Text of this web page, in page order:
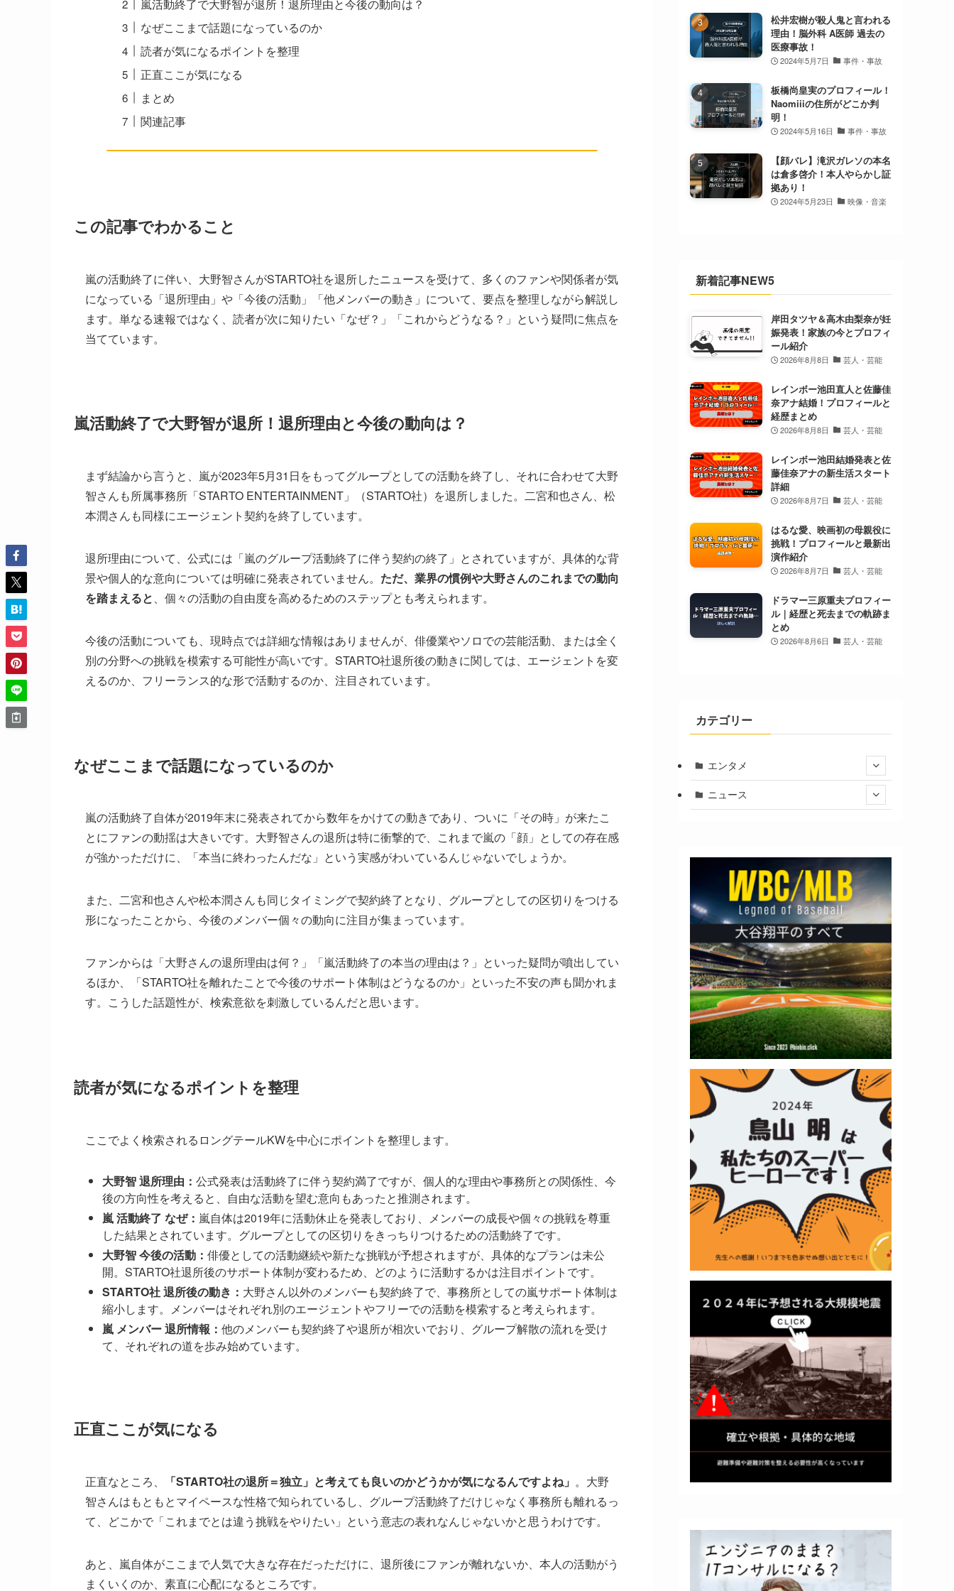
嵐活動終了で大野智が退所！退所理由と今後の動向は？
なぜここまで話題になっているのか
読者が気になるポイントを整理
正直ここが気になる
まとめ
関連記事
この記事でわかること
嵐の活動終了に伴い、大野智さんがSTARTO社を退所したニュースを受けて、多くのファンや関係者が気
になっている「退所理由」や「今後の活動」「他メンバーの動き」について、要点を整理しながら解説し
ます。単なる速報ではなく、読者が次に知りたい「なぜ？」「これからどうなる？」という疑問に焦点を
当てています。
嵐活動終了で大野智が退所！退所理由と今後の動向は？
まず結論から言うと、嵐が2023年5月31日をもってグループとしての活動を終了し、それに合わせて大野
智さんも所属事務所「STARTO ENTERTAINMENT」（STARTO社）を退所しました。二宮和也さん、松
本潤さんも同様にエージェント契約を終了しています。
退所理由について、公式には「嵐のグループ活動終了に伴う契約の終了」とされていますが、具体的な背
景や個人的な意向については明確に発表されていません。 ただ、業界の慣例や大野さんのこれまでの動向
を踏まえると、個々の活動の自由度を高めるためのステップとも考えられます。
今後の活動についても、現時点では詳細な情報はありませんが、俳優業やソロでの芸能活動、または全く
別の分野への挑戦を模索する可能性が高いです。STARTO社退所後の動きに関しては、エージェントを変
えるのか、フリーランス的な形で活動するのか、注目されています。
なぜここまで話題になっているのか
嵐の活動終了自体が2019年末に発表されてから数年をかけての動きであり、ついに「その時」が来たこ
とにファンの動揺は大きいです。大野智さんの退所は特に衝撃的で、これまで嵐の「顔」としての存在感
が強かっただけに、「本当に終わったんだな」という実感がわいているんじゃないでしょうか。
また、二宮和也さんや松本潤さんも同じタイミングで契約終了となり、グループとしての区切りをつける
形になったことから、今後のメンバー個々の動向に注目が集まっています。
ファンからは「大野さんの退所理由は何？」「嵐活動終了の本当の理由は？」といった疑問が噴出してい
るほか、「STARTO社を離れたことで今後のサポート体制はどうなるのか」といった不安の声も聞かれま
す。こうした話題性が、検索意欲を刺激しているんだと思います。
読者が気になるポイントを整理
ここでよく検索されるロングテールKWを中心にポイントを整理します。
大野智 退所理由： 公式発表は活動終了に伴う契約満了ですが、個人的な理由や事務所との関係性、今
後の方向性を考えると、自由な活動を望む意向もあったと推測されます。
嵐 活動終了 なぜ： 嵐自体は2019年に活動休止を発表しており、メンバーの成長や個々の挑戦を尊重
した結果とされています。グループとしての区切りをきっちりつけるための活動終了です。
大野智 今後の活動： 俳優としての活動継続や新たな挑戦が予想されますが、具体的なプランは未公
開。STARTO社退所後のサポート体制が変わるため、どのように活動するかは注目ポイントです。
STARTO社 退所後の動き： 大野さん以外のメンバーも契約終了で、事務所としての嵐サポート体制は
縮小します。メンバーはそれぞれ別のエージェントやフリーでの活動を模索すると考えられます。
嵐 メンバー 退所情報： 他のメンバーも契約終了や退所が相次いでおり、グループ解散の流れを受け
て、それぞれの道を歩み始めています。
正直ここが気になる
正直なところ、 「STARTO社の退所＝独立」と考えても良いのかどうかが気になるんですよね」 。大野
智さんはもともとマイペースな性格で知られているし、グループ活動終了だけじゃなく事務所も離れるっ
て、どこかで「これまでとは違う挑戦をやりたい」という意志の表れなんじゃないかと思うわけです。
あと、嵐自体がここまで人気で大きな存在だっただけに、退所後にファンが離れないか、本人の活動がう
まくいくのか、素直に心配になるところです。
松井宏樹が殺人鬼と言われる
理由！脳外科 A医師 過去の
医療事故！
2024年5月7日 事件・事故
板橋尚皇実のプロフィール！
Naomiiiの住所がどこか判
明！
2024年5月16日 事件・事故
【顔バレ】滝沢ガレソの本名
は倉多啓介！本人やらかし証
拠あり！
2024年5月23日 映像・音楽
新着記事NEW5
岸田タツヤ＆高木由梨奈が妊
娠発表！家族の今とプロフィ
ール紹介
2026年8月8日 芸人・芸能
レインボー池田直人と佐藤佳
奈アナ結婚！プロフィールと
経歴まとめ
2026年8月8日 芸人・芸能
レインボー池田結婚発表と佐
藤佳奈アナの新生活スタート
詳細
2026年8月7日 芸人・芸能
はるな愛、映画初の母親役に
挑戦！プロフィールと最新出
演作紹介
2026年8月7日 芸人・芸能
ドラマー三原重夫プロフィー
ル｜経歴と死去までの軌跡ま
とめ
2026年8月6日 芸人・芸能
カテゴリー
エンタメ
ニュース